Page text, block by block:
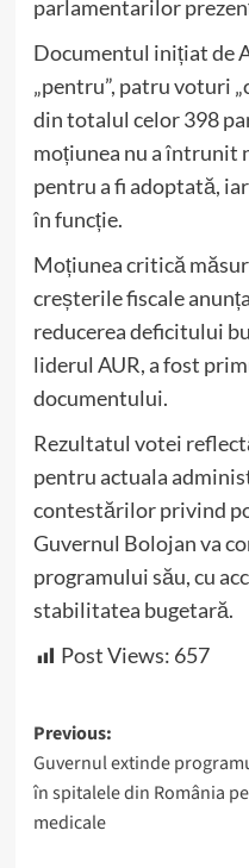
parlamentarilor
Documentul inițiat de
„pentru”, patru voturi
din totalul celor 398
moțiunea nu a întrunit
pentru a fi adoptată,
în funcție.
Moțiunea critică
creșterile fiscale
reducerea deficitului
liderul AUR, a fost
documentului.
Rezultatul votei
pentru actuala
contestărilor privind
Guvernul Bolojan va
programului său, cu
stabilitatea bugetară.
Post Views: 657
Post
navigation
Previous:
Guvernul extinde
în spitalele din România
medicale